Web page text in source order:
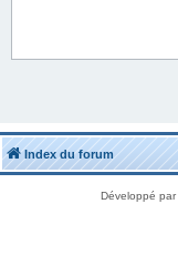
Index du forum
Développé par